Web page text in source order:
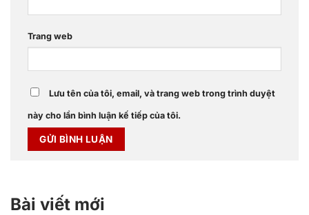
Trang web
Lưu tên của tôi, email, và trang web trong trình duyệt
này cho lần bình luận kế tiếp của tôi.
Bài viết mới